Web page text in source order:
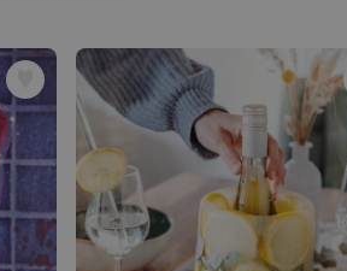
Meer dan
11.600keer
29,99 €
Personaliseerbaar
Gepersonaliseerde boxershort
met rits ontwerp
Meer dan
700 keer
gekocht
29,99 €